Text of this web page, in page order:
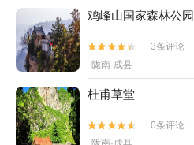
鸡峰山国家森林公园


3条评论
陇南·成县
杜甫草堂


0条评论